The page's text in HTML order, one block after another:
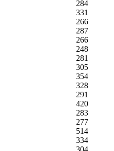
284
331
266
287
266
248
281
305
354
328
291
420
283
277
514
334
304